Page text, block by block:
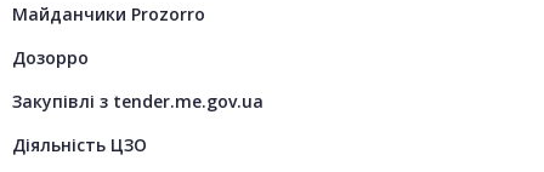
Майданчики Prozorro
Дозорро
Закупівлі з tender.me.gov.ua
Діяльність ЦЗО